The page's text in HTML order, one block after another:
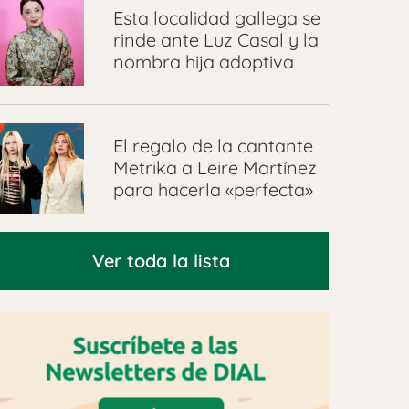
Esta localidad gallega se
rinde ante Luz Casal y la
nombra hija adoptiva
El regalo de la cantante
Metrika a Leire Martínez
para hacerla «perfecta»
Ver toda la lista